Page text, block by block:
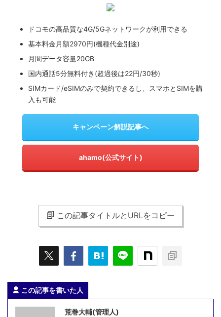
ドコモの高品質な4G/5Gネットワークが利用できる
基本料金月額2970円(機種代金別途)
月間データ容量20GB
国内通話5分無料付き(超過後は22円/30秒)
SIMカード/eSIMのみで契約できるし、スマホとSIMを購
入も可能
キャンペーン解説記事へ
ahamo(公式サイト)
この記事タイトルとURLをコピー
この記事を書いた人
荒巻大輔(管理人)